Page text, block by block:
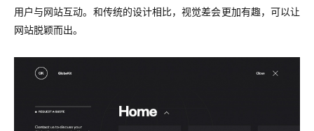
用户与网站互动。和传统的设计相比，视觉差会更加有趣，可以让
网站脱颖而出。